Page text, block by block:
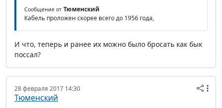
Сообщение от Тюменский
Кабель проложен скорее всего до 1956 года,
И что, теперь и ранее их можно было бросать как бык
поссал?
28 февраля 2017 14:30
Тюменский